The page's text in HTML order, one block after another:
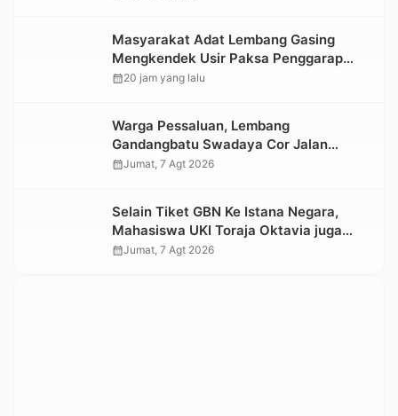
Masyarakat Adat Lembang Gasing
Mengkendek Usir Paksa Penggarap
yang Rusak Kawasan Hutan
calendar_month20 jam yang lalu
Warga Pessaluan, Lembang
Gandangbatu Swadaya Cor Jalan
Kabupaten
calendar_monthJumat, 7 Agt 2026
Selain Tiket GBN Ke Istana Negara,
Mahasiswa UKI Toraja Oktavia juga
Lolos ke Pekan Seni Mahasiswa
calendar_monthJumat, 7 Agt 2026